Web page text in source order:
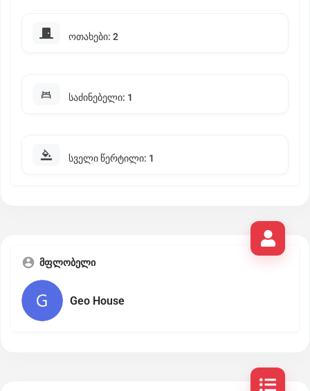
ოთახები: 2
საძინებელი: 1
სველი წერტილი: 1
მფლობელი
Geo House